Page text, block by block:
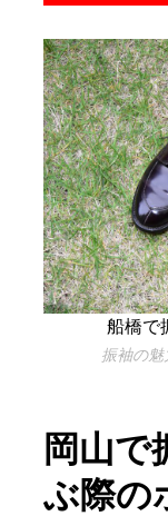
船橋で
振袖の
岡山で
ぶ際の